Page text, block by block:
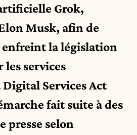
Grok,
Musk, afin de
la législation
les services
Services Act
fait suite à des
presse selon